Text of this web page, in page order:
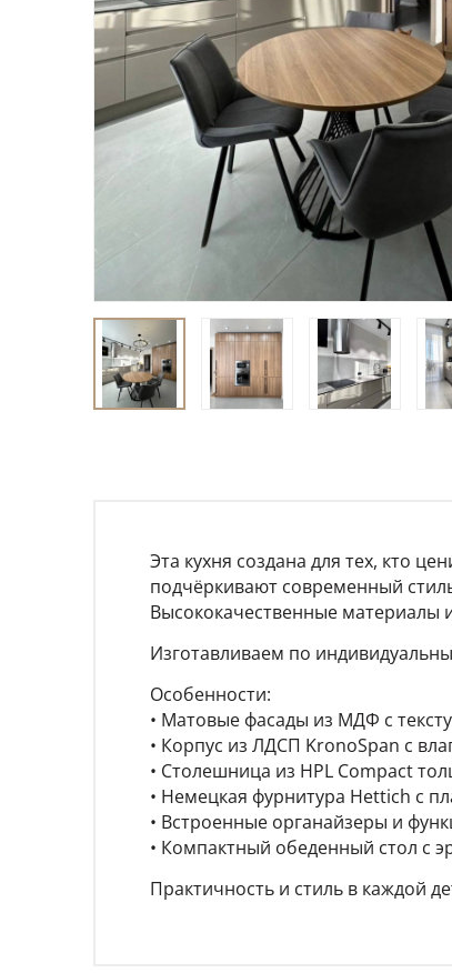
Эта кухня создана для тех, кто
подчёркивают современный
Высококачественные материалы
Изготавливаем по
Особенности:
• Матовые фасады из МДФ с
• Корпус из ЛДСП KronoSpan с
• Столешница из HPL Compact
• Немецкая фурнитура Hettich с
• Встроенные органайзеры и
• Компактный обеденный стол с
Практичность и стиль в каждой